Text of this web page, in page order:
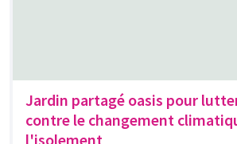
Jardin partagé oasis pour
contre le changement
l'isolement